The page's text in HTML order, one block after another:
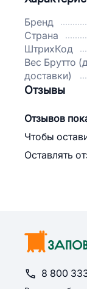
Бренд
Страна
ШтрихКод
Вес Брутто
доставки)
Отзывы
Отзывов
Чтобы
Оставлять
8 800